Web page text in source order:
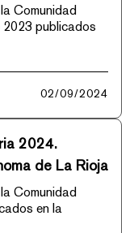
Comunidad
2023 publicados
02/09/2024
2024.
de La Rioja
Comunidad
en la